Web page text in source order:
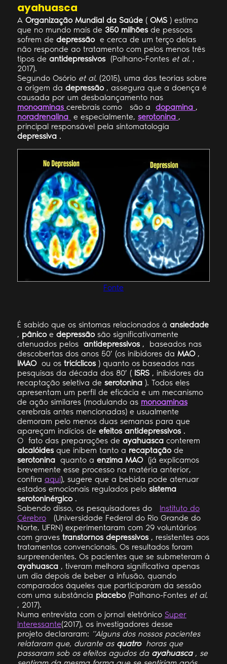
ayahuasca
A Organização Mundial da Saúde( OMS) estima
que no mundo mais de 350 milhõesde pessoas
sofrem de depressãoe cerca de um terço delas
não responde ao tratamento com pelos menos três
tipos de antidepressivos(Palhano-Fontes et al. ,
2017).
Segundo Osório et al. (2015), uma das teorias sobre
a origem da depressão, assegura que a doença é
causada por um desbalançamento nas
monoaminas cerebrais como são a dopamina ,
noradrenalina e especialmente, serotonina ,
principal responsável pela sintomatologia
depressiva.
Fonte
É sabido que os sintomas relacionados à ansiedade
, pânicoe depressãosão significativamente
atenuados pelos antidepressivos, baseados nas
descobertas dos anos 50′ (os inibidores da MAO,
IMAOou os tricíclicos) quanto os baseados nas
pesquisas da década dos 80′ ( ISRS, inibidores da
recaptação seletiva de serotonina). Todos eles
apresentam um perfil de eficácia e um mecanismo
de ação similares (modulando as monoaminas
cerebrais antes mencionadas) e usualmente
demoram pelo menos duas semanas para que
apareçam indícios de efeitos antidepressivos.
O fato das preparações de ayahuascaconterem
alcalóidesque inibem tanto a recaptaçãode
serotoninaquanto a enzima MAO (já explicamos
brevemente esse processo na matéria anterior,
confira aqui), sugere que a bebida pode atenuar
estados emocionais regulados pelo sistema
serotoninérgico.
Sabendo disso, os pesquisadores do Instituto do
Cérebro(Universidade Federal do Rio Grande do
Norte, UFRN) experimentaram com 29 voluntários
com graves transtornos depressivos, resistentes aos
tratamentos convencionais. Os resultados foram
surpreendentes. Os pacientes que se submeteram à
ayahuasca, tiveram melhora significativa apenas
um dia depois de beber a infusão, quando
comparados àqueles que participaram da sessão
com uma substância placebo(Palhano-Fontes et al.
, 2017).
Numa entrevista com o jornal eletrônico Super
Interessante(2017), os investigadores desse
projeto declararam: “Alguns dos nossos pacientes
relataram que, durante as quatrohoras que
passaram sob os efeitos agudos da ayahuasca, se